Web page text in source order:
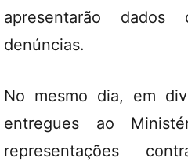
apresentarão dados
denúncias.
No mesmo dia, em
entregues ao
representações